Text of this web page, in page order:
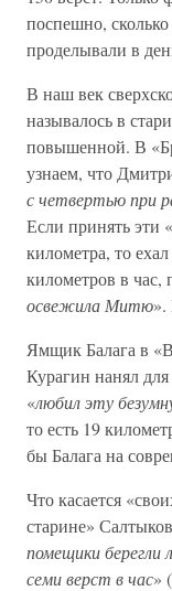
поспешно,
проделывали в
В наш век
называлось в
повышенной. В
узнаем, что
с четвертью при
Если принять эти
километра, то
километров в час,
освежила Митю».
Ямщик Балага в
Курагин нанял
«любил эту
то есть 19
бы Балага на
Что касается
старине»
помещики берегли
семи верст в час»